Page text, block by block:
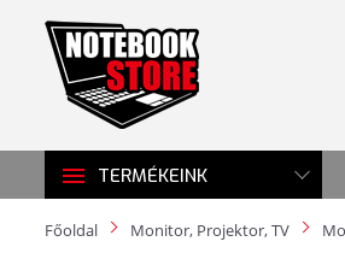
TERMÉKEINK
Főoldal Monitor, Projektor, TV